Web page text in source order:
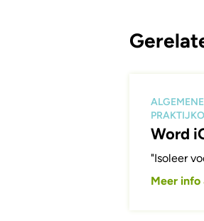
Word
"Isoleer
Meer info